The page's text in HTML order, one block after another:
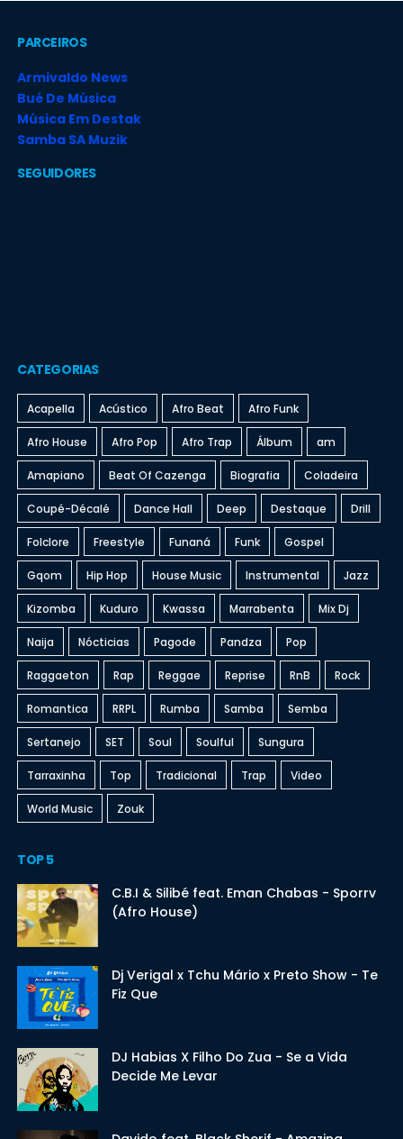
PARCEIROS
Armivaldo News
Bué De Música
Música Em Destak
Samba SA Muzik
SEGUIDORES
CATEGORIAS
Acapella Acústico Afro Beat Afro Funk
Afro House Afro Pop Afro Trap Álbum am
Amapiano Beat Of Cazenga Biografia Coladeira
Coupé-Décalé Dance Hall Deep Destaque Drill
Folclore Freestyle Funaná Funk Gospel
Gqom Hip Hop House Music Instrumental Jazz
Kizomba Kuduro Kwassa Marrabenta Mix Dj
Naija Nócticias Pagode Pandza Pop
Raggaeton Rap Reggae Reprise RnB Rock
Romantica RRPL Rumba Samba Semba
Sertanejo SET Soul Soulful Sungura
Tarraxinha Top Tradicional Trap Video
World Music Zouk
TOP 5
C.B.I & Silibé feat. Eman Chabas - Sporrv
(Afro House)
Dj Verigal x Tchu Mário x Preto Show - Te
Fiz Que
DJ Habias X Filho Do Zua - Se a Vida
Decide Me Levar